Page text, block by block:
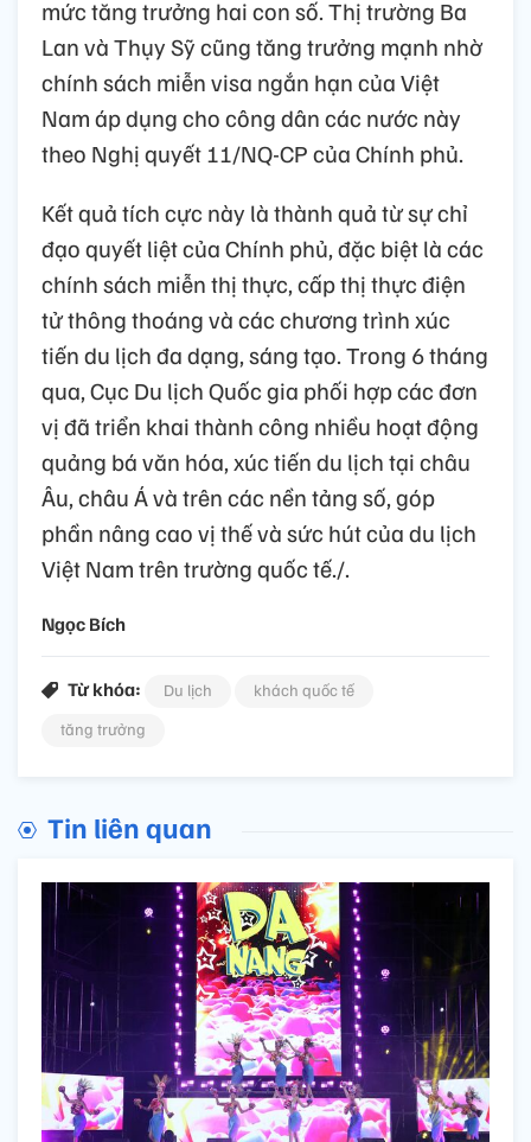
mức tăng trưởng hai con số. Thị trường Ba
Lan và Thụy Sỹ cũng tăng trưởng mạnh nhờ
chính sách miễn visa ngắn hạn của Việt
Nam áp dụng cho công dân các nước này
theo Nghị quyết 11/NQ-CP của Chính phủ.
Kết quả tích cực này là thành quả từ sự chỉ
đạo quyết liệt của Chính phủ, đặc biệt là các
chính sách miễn thị thực, cấp thị thực điện
tử thông thoáng và các chương trình xúc
tiến du lịch đa dạng, sáng tạo. Trong 6 tháng
qua, Cục Du lịch Quốc gia phối hợp các đơn
vị đã triển khai thành công nhiều hoạt động
quảng bá văn hóa, xúc tiến du lịch tại châu
Âu, châu Á và trên các nền tảng số, góp
phần nâng cao vị thế và sức hút của du lịch
Việt Nam trên trường quốc tế./.
Ngọc Bích
Từ khóa: Du lịch
khách quốc tế
tăng trưởng
Tin liên quan